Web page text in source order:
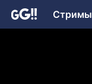
Стримы